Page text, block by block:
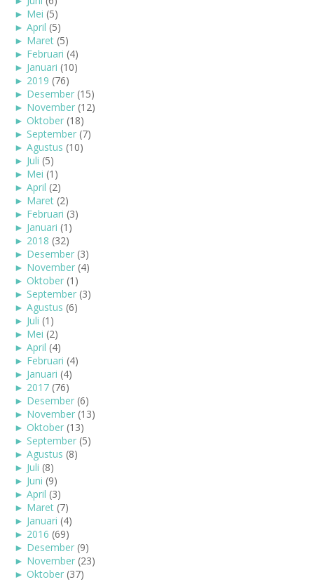
► Mei (5)
► April (5)
► Maret (5)
► Februari (4)
► Januari (10)
► 2019 (76)
► Desember (15)
► November (12)
► Oktober (18)
► September (7)
► Agustus (10)
► Juli (5)
► Mei (1)
► April (2)
► Maret (2)
► Februari (3)
► Januari (1)
► 2018 (32)
► Desember (3)
► November (4)
► Oktober (1)
► September (3)
► Agustus (6)
► Juli (1)
► Mei (2)
► April (4)
► Februari (4)
► Januari (4)
► 2017 (76)
► Desember (6)
► November (13)
► Oktober (13)
► September (5)
► Agustus (8)
► Juli (8)
► Juni (9)
► April (3)
► Maret (7)
► Januari (4)
► 2016 (69)
► Desember (9)
► November (23)
► Oktober (37)